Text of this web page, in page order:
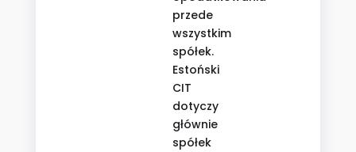
przede
wszystkim
spółek.
Estoński
CIT
dotyczy
głównie
spółek